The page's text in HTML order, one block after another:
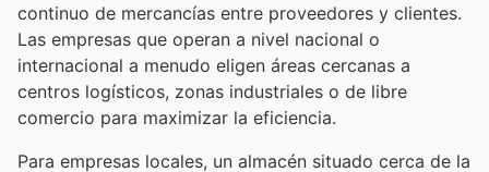
continuo de mercancías entre proveedores y clientes.
Las empresas que operan a nivel nacional o
internacional a menudo eligen áreas cercanas a
centros logísticos, zonas industriales o de libre
comercio para maximizar la eficiencia.
Para empresas locales, un almacén situado cerca de la